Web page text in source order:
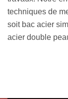
de
négligeable
notre